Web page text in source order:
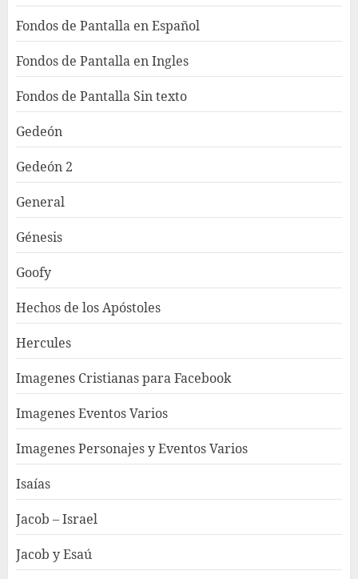
Fondos de Pantalla en Español
Fondos de Pantalla en Ingles
Fondos de Pantalla Sin texto
Gedeón
Gedeón 2
General
Génesis
Goofy
Hechos de los Apóstoles
Hercules
Imagenes Cristianas para Facebook
Imagenes Eventos Varios
Imagenes Personajes y Eventos Varios
Isaías
Jacob – Israel
Jacob y Esaú